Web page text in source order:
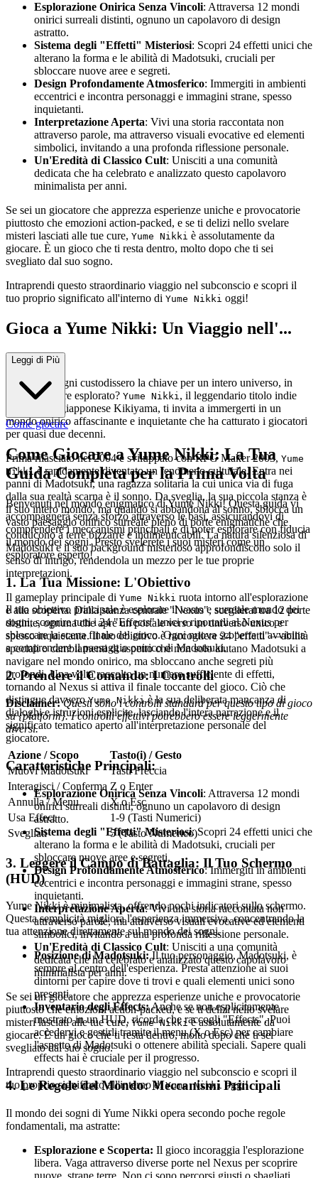
Esplorazione Onirica Senza Vincoli: Attraversa 12 mondi
onirici surreali distinti, ognuno un capolavoro di design
astratto.
Sistema degli "Effetti" Misteriosi: Scopri 24 effetti unici che
alterano la forma e le abilità di Madotsuki, cruciali per
sbloccare nuove aree e segreti.
Design Profondamente Atmosferico: Immergiti in ambienti
eccentrici e incontra personaggi e immagini strane, spesso
inquietanti.
Interpretazione Aperta: Vivi una storia raccontata non
attraverso parole, ma attraverso visuali evocative ed elementi
simbolici, invitando a una profonda riflessione personale.
Un'Eredità di Classico Cult: Unisciti a una comunità
dedicata che ha celebrato e analizzato questo capolavoro
minimalista per anni.
Se sei un giocatore che apprezza esperienze uniche e provocatorie
piuttosto che emozioni action-packed, e se ti delizi nello svelare
misteri lasciati alle tue cure, Yume Nikki è assolutamente da
giocare. È un gioco che ti resta dentro, molto dopo che ti sei
svegliato dal suo sogno.
Intraprendi questo straordinario viaggio nel subconscio e scopri il
tuo proprio significato all'interno di Yume Nikki oggi!
Gioca a Yume Nikki: Un Viaggio nell'...
Inconscio!
E se i tuoi sogni custodissero la chiave per un intero universo, in
attesa di essere esplorato? Yume Nikki, il leggendario titolo indie
del creatore giapponese Kikiyama, ti invita a immergerti in un
mondo onirico affascinante e inquietante che ha catturato i giocatori
per quasi due decenni.
Prima rilasciato nel 2004 e sviluppato con RPG Maker 2003, Yume
Nikkiè rapidamente diventato un fenomeno culturale. Entra nei
panni di Madotsuki, una ragazza solitaria la cui unica via di fuga
dalla sua realtà scarna è il sonno. Da sveglia, la sua piccola stanza è
il suo intero mondo, ma quando si abbandona al sonno, sblocca un
vasto paesaggio onirico surreale pieno di porte enigmatiche che
conducono a terre bizzarre e indimenticabili. La natura silenziosa di
Madotsuki e il suo background misterioso approfondiscono solo il
senso di intrigo, rendendola un mezzo per le tue proprie
interpretazioni.
Il gameplay principale di Yume Nikki ruota intorno all'esplorazione
e alla scoperta. Dalla stanza centrale "Nexus", sceglierai tra 12 porte
distinte, ognuna che apre un portale verso un universo unico e
spesso inquietante. Il tuo obiettivo è raccogliere 24 "effetti"—abilità
speciali o cambiamenti di aspetto che non solo aiutano Madotsuki a
navigare nel mondo onirico, ma sbloccano anche segreti più
profondi. Una volta raccolto un numero sufficiente di effetti,
tornando al Nexus si attiva il finale toccante del gioco. Ciò che
distingue davveroYume Nikkiè la sua deliberata mancanza di
dialoghi e istruzioni esplicite, lasciando l'intera narrazione e il
significato tematico aperto all'interpretazione personale del
giocatore.
Caratteristiche Principali:
Esplorazione Onirica Senza Vincoli: Attraversa 12 mondi
onirici surreali distinti, ognuno un capolavoro di design
astratto.
Sistema degli "Effetti" Misteriosi: Scopri 24 effetti unici che
alterano la forma e le abilità di Madotsuki, cruciali per
sbloccare nuove aree e segreti.
Design Profondamente Atmosferico: Immergiti in ambienti
eccentrici e incontra personaggi e immagini strane, spesso
inquietanti.
Interpretazione Aperta: Vivi una storia raccontata non
attraverso parole, ma attraverso visuali evocative ed elementi
simbolici, invitando a una profonda riflessione personale.
Un'Eredità di Classico Cult: Unisciti a una comunità
dedicata che ha celebrato e analizzato questo capolavoro
minimalista per anni.
Se sei un giocatore che apprezza esperienze uniche e provocatorie
piuttosto che emozioni action-packed, e se ti delizi nello svelare
misteri lasciati alle tue cure, Yume Nikkiè assolutamente da
giocare. È un gioco che ti resta dentro, molto dopo che ti sei
svegliato dal suo sogno.
Intraprendi questo straordinario viaggio nel subconscio e scopri il
tuo proprio significato all'interno diYume Nikki oggi!
Leggi di Più
Come giocare
Come Giocare a Yume Nikki: La Tua
Guida Completa per la Prima Volta
Benvenuti nel mondo enigmatico di Yume Nikki! Questa guida vi
accompagnerà senza sforzo attraverso le basi, assicurandovi di
comprendere i meccanismi principali e di poter esplorare con fiducia
il mondo dei sogni. Presto svelerete i suoi misteri come un
esploratore esperto!
1. La Tua Missione: L'Obiettivo
Il tuo obiettivo principale è esplorare il vasto e surreale mondo dei
sogni, scoprire tutti i 24 "Effects" unici e riportarli al Nexus per
sbloccare la scena finale del gioco. Ogni nuova scoperta ti avvicina
a comprendere il paesaggio onirico di Madotsuki.
2. Prendere il Comando: I Controlli
Disclaimer: Questi sono i controlli standard per questo tipo di gioco
su {platform}. I controlli effettivi potrebbero essere leggermente
diversi.
Azione / Scopo
Tasto(i) / Gesto
Muovi Madotsuki
Tasti Freccia
Interagisci / Conferma Z o Enter
Annulla / Menu
X o Esc
Usa Effect
1-9 (Tasti Numerici)
Svegliati
5 (Tasto Numerico)
3. Leggere il Campo di Battaglia: Il Tuo Schermo
(HUD)
Yume Nikki è minimalista, offrendo pochi indicatori sullo schermo.
Questa semplicità migliora l'esperienza immersiva, concentrando la
tua attenzione direttamente sul mondo dei sogni.
Posizione di Madotsuki:Il tuo personaggio, Madotsuki, è
sempre al centro dell'esperienza. Presta attenzione ai suoi
dintorni per capire dove ti trovi e quali elementi unici sono
presenti.
Inventario degli Effects:Anche se non esplicitamente
mostrato in un HUD, ricorda che raccogli "Effects". Puoi
accedervi e gestirli tramite il menu (X o Esc) per cambiare
l'aspetto di Madotsuki o ottenere abilità speciali. Sapere quali
effects hai è cruciale per il progresso.
4. Le Regole del Mondo: Meccanismi Principali
Il mondo dei sogni di Yume Nikki opera secondo poche regole
fondamentali, ma astratte:
Esplorazione e Scoperta: Il gioco incoraggia l'esplorazione
libera. Vaga attraverso diverse porte nel Nexus per scoprire
nuove, strane terre. Non ci sono percorsi giusti o sbagliati,